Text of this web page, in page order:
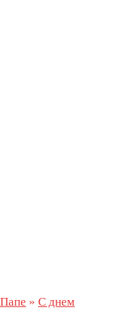
Папе » С днем